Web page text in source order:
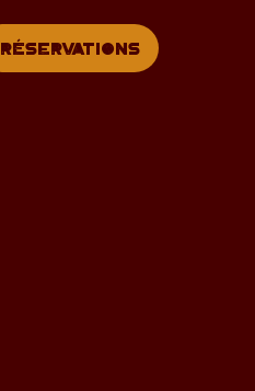
Réservations